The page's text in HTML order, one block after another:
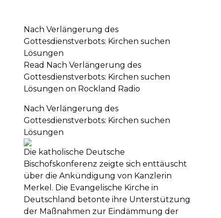
Nach Verlängerung des
Gottesdienstverbots: Kirchen suchen
Lösungen
Read Nach Verlängerung des
Gottesdienstverbots: Kirchen suchen
Lösungen on Rockland Radio
Nach Verlängerung des
Gottesdienstverbots: Kirchen suchen
Lösungen
Die katholische Deutsche
Bischofskonferenz zeigte sich enttäuscht
über die Ankündigung von Kanzlerin
Merkel. Die Evangelische Kirche in
Deutschland betonte ihre Unterstützung
der Maßnahmen zur Eindämmung der